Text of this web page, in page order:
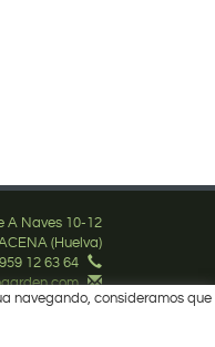
A Naves 10-12
(Huelva)
959 12 63 64
Facebook
navegando, consideramos que